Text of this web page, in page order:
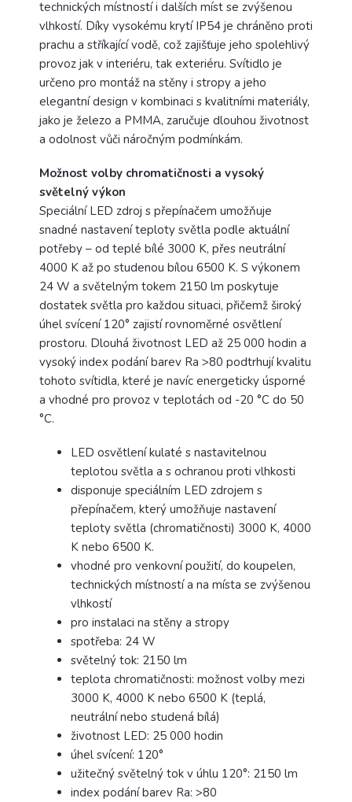
technických místností i dalších míst se zvýšenou
vlhkostí. Díky vysokému krytí IP54 je chráněno proti
prachu a stříkající vodě, což zajišťuje jeho spolehlivý
provoz jak v interiéru, tak exteriéru. Svítidlo je
určeno pro montáž na stěny i stropy a jeho
elegantní design v kombinaci s kvalitními materiály,
jako je železo a PMMA, zaručuje dlouhou životnost
a odolnost vůči náročným podmínkám.
Možnost volby chromatičnosti a vysoký
světelný výkon
Speciální LED zdroj s přepínačem umožňuje
snadné nastavení teploty světla podle aktuální
potřeby – od teplé bílé 3000 K, přes neutrální
4000 K až po studenou bílou 6500 K. S výkonem
24 W a světelným tokem 2150 lm poskytuje
dostatek světla pro každou situaci, přičemž široký
úhel svícení 120° zajistí rovnoměrné osvětlení
prostoru. Dlouhá životnost LED až 25 000 hodin a
vysoký index podání barev Ra >80 podtrhují kvalitu
tohoto svítidla, které je navíc energeticky úsporné
a vhodné pro provoz v teplotách od -20 °C do 50
°C.
LED osvětlení kulaté s nastavitelnou
teplotou světla a s ochranou proti vlhkosti
disponuje speciálním LED zdrojem s
přepínačem, který umožňuje nastavení
teploty světla (chromatičnosti) 3000 K, 4000
K nebo 6500 K.
vhodné pro venkovní použití, do koupelen,
technických místností a na místa se zvýšenou
vlhkostí
pro instalaci na stěny a stropy
spotřeba: 24 W
světelný tok: 2150 lm
teplota chromatičnosti: možnost volby mezi
3000 K, 4000 K nebo 6500 K (teplá,
neutrální nebo studená bílá)
životnost LED: 25 000 hodin
úhel svícení: 120°
užitečný světelný tok v úhlu 120°: 2150 lm
index podání barev Ra: >80